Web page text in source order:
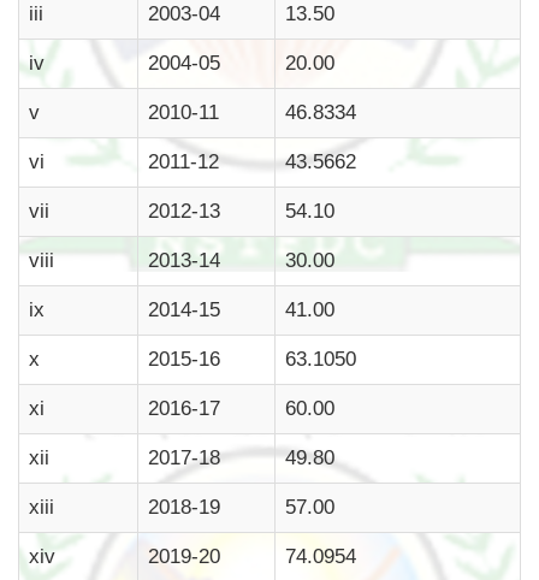
iii 2003-04 13.50
iv 2004-05 20.00
v 2010-11 46.8334
vi 2011-12 43.5662
vii 2012-13 54.10
viii 2013-14 30.00
ix 2014-15 41.00
x 2015-16 63.1050
xi 2016-17 60.00
xii 2017-18 49.80
xiii 2018-19 57.00
xiv 2019-20 74.0954